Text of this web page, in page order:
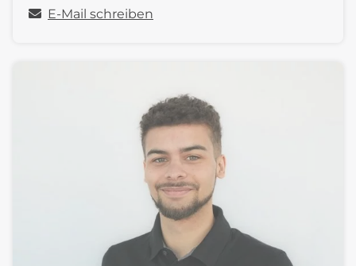
E-Mail schreiben